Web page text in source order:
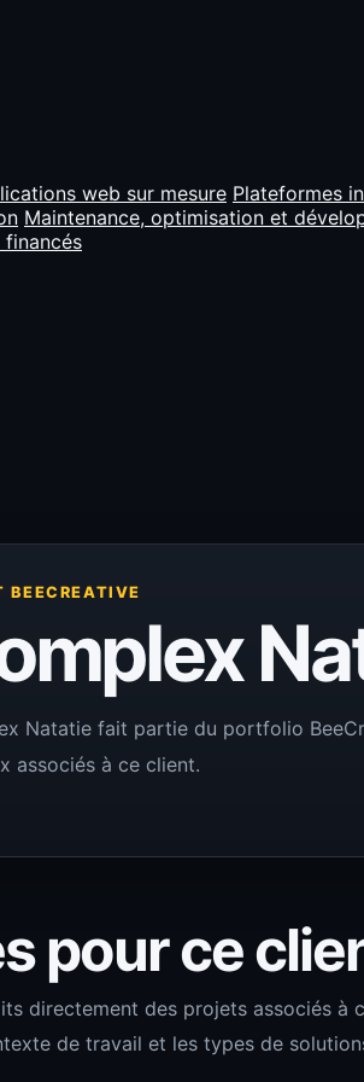
web sur mesure Plateformes
Maintenance, optimisation et
BEECREATIVE
Natatie fait partie du portfolio
associés à ce client.
pour ce
directement des projets associés à
de travail et les types de